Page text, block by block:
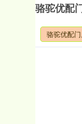
骆驼优配
骆驼优配